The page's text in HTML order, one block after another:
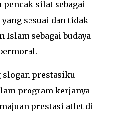
silat sebagai
sesuai dan tidak
Islam sebagai budaya
slogan prestasiku
program kerjanya
prestasi atlet di